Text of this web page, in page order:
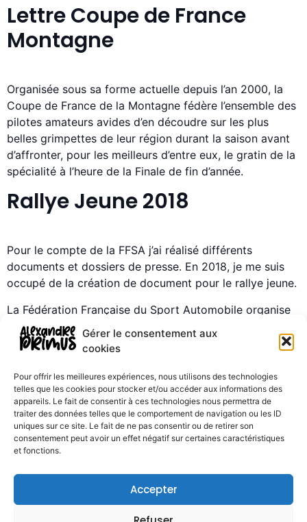
Gérer le consentement aux
cookies
Pour offrir les meilleures expériences, nous utilisons des technologies
telles que les cookies pour stocker et/ou accéder aux informations des
appareils. Le fait de consentir à ces technologies nous permettra de
traiter des données telles que le comportement de navigation ou les ID
uniques sur ce site. Le fait de ne pas consentir ou de retirer son
consentement peut avoir un effet négatif sur certaines caractéristiques
et fonctions.
Accepter
Lettre Coupe de France
Montagne
Organisée sous sa forme actuelle depuis l’an 2000, la
Coupe de France de la Montagne fédère l’ensemble des
pilotes amateurs avides d’en découdre sur les plus
belles grimpettes de leur région durant la saison avant
d’affronter, pour les meilleurs d’entre eux, le gratin de la
spécialité à l’heure de la Finale de fin d’année.
Rallye Jeune 2018
Pour le compte de la FFSA j’ai réalisé différents
documents et dossiers de presse. En 2018, je me suis
occupé de la création de document pour le rallye jeune.
La Fédération Française du Sport Automobile organise
depuis 1994 Rallye Jeunes FFSA, une opération de
détection de jeunes pilotes de rallye dont Sébastien
notamment issus.
Prochain